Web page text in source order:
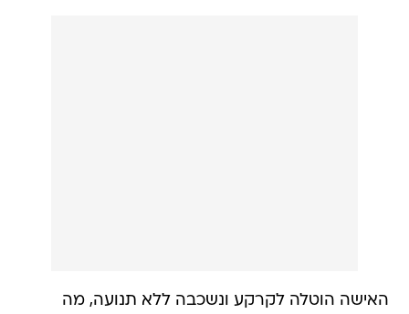
האישה הוטלה לקרקע ונשכבה ללא תנועה, מה